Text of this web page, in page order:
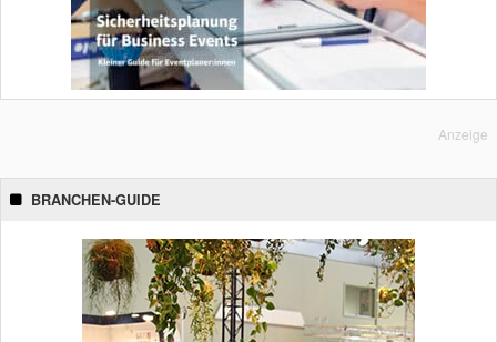
Anzeige
BRANCHEN-GUIDE